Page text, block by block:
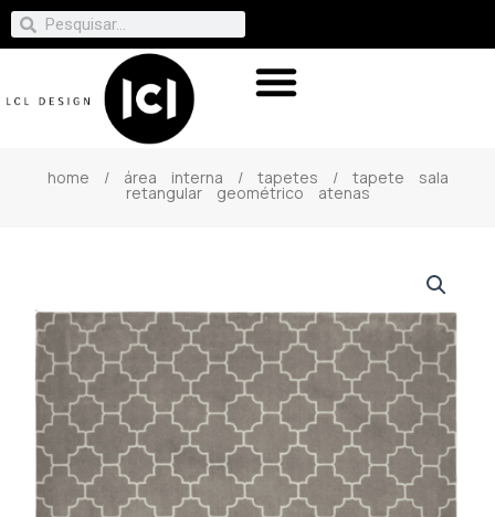
home / área interna / tapetes / tapete sala
retangular geométrico atenas